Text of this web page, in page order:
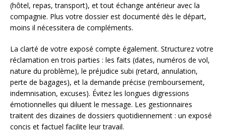
(hôtel, repas, transport), et tout échange antérieur avec la
compagnie. Plus votre dossier est documenté dès le départ,
moins il nécessitera de compléments.
La clarté de votre exposé compte également. Structurez votre
réclamation en trois parties : les faits (dates, numéros de vol,
nature du problème), le préjudice subi (retard, annulation,
perte de bagages), et la demande précise (remboursement,
indemnisation, excuses). Évitez les longues digressions
émotionnelles qui diluent le message. Les gestionnaires
traitent des dizaines de dossiers quotidiennement : un exposé
concis et factuel facilite leur travail.